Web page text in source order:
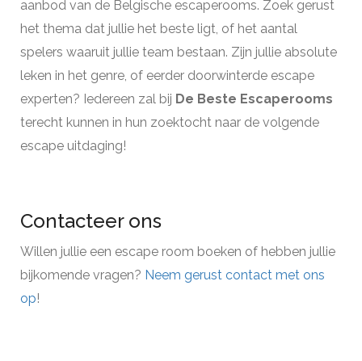
aanbod van de Belgische escaperooms. Zoek gerust
het thema dat jullie het beste ligt, of het aantal
spelers waaruit jullie team bestaan. Zijn jullie absolute
leken in het genre, of eerder doorwinterde escape
experten? Iedereen zal bij De Beste Escaperooms
terecht kunnen in hun zoektocht naar de volgende
escape uitdaging!
Contacteer ons
Willen jullie een escape room boeken of hebben jullie
bijkomende vragen? Neem gerust contact met ons
op!